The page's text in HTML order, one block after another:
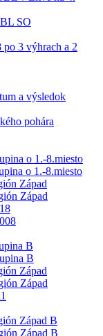
SO
3 výhrach a 2
a výsledok
pohára
o 1.-8.miesto
o 1.-8.miesto
Západ
Západ
B
B
Západ
Západ
Západ B
Západ B